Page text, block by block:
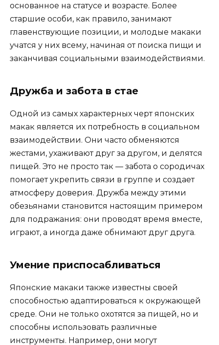
основанное на статусе и возрасте. Более
старшие особи, как правило, занимают
главенствующие позиции, и молодые макаки
учатся у них всему, начиная от поиска пищи и
заканчивая социальными взаимодействиями.
Дружба и забота в стае
Одной из самых характерных черт японских
макак является их потребность в социальном
взаимодействии. Они часто обменяются
жестами, ухаживают друг за другом, и делятся
пищей. Это не просто так — забота о сородичах
помогает укрепить связи в группе и создает
атмосферу доверия. Дружба между этими
обезьянами становится настоящим примером
для подражания: они проводят время вместе,
играют, а иногда даже обнимают друг друга.
Умение приспосабливаться
Японские макаки также известны своей
способностью адаптироваться к окружающей
среде. Они не только охотятся за пищей, но и
способны использовать различные
инструменты. Например, они могут